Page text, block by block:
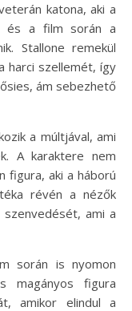
katona, aki a
és a film során a
Stallone remekül
harci szellemét, így
ám sebezhető
a múltjával, ami
A karaktere nem
figura, aki a háború
révén a nézők
ami a
során is nyomon
magányos figura
amikor elindul a